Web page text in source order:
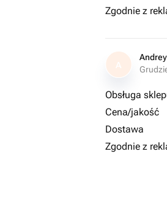
Zgodnie z
A
Obsługa
Cena/jakość
Dostawa
Zgodnie z